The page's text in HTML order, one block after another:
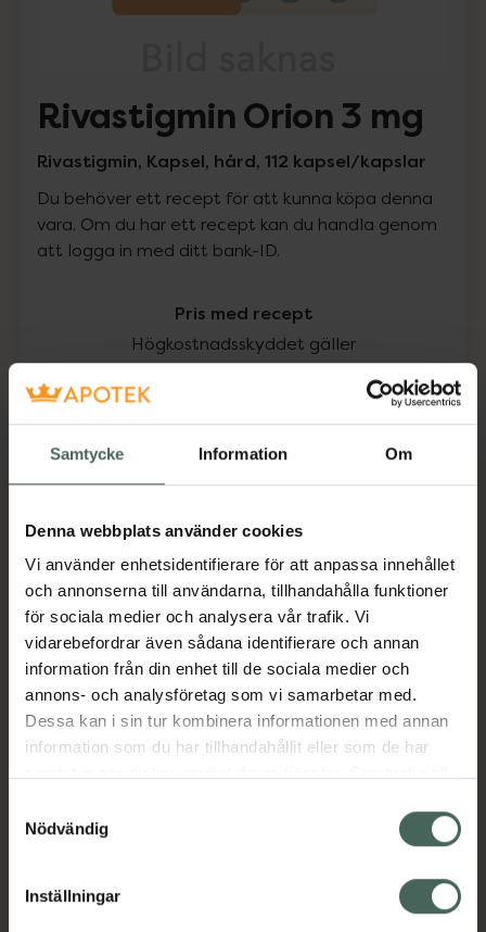
Samtycke Information Om
Denna webbplats använder cookies
Vi använder enhetsidentifierare för att anpassa innehållet
och annonserna till användarna, tillhandahålla funktioner
för sociala medier och analysera vår trafik. Vi
vidarebefordrar även sådana identifierare och annan
information från din enhet till de sociala medier och
annons- och analysföretag som vi samarbetar med.
Dessa kan i sin tur kombinera informationen med annan
information som du har tillhandahållit eller som de har
återkalla ditt samtycke via webbplatsens
cookieinställningar. Ett återkallat samtycke påverkar inte
lagligheten av behandling som skett innan återkallelsen.
Nödvändig
Inställningar
Rivastigmin Orion 3 mg
Rivastigmin, Kapsel, hård, 112 kapsel/kapslar
Du behöver ett recept för att kunna köpa denna
vara. Om du har ett recept kan du handla genom
att logga in med ditt bank-ID.
Pris med recept
Högkostnadsskyddet gäller
281,67 kr
I apotek: 281,67 kr
Aktuella erbjudanden
Beskrivning Dölj
EAN: 07350124333724
syd till Lappland i norr, och online i mobilen och på
datorn. Oavsett vem du är så är det vårt uppdrag att